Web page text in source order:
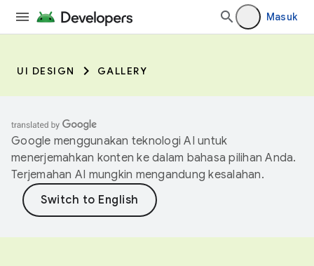
Masuk
UI DESIGN GALLERY
Google menggunakan teknologi AI untuk
menerjemahkan konten ke dalam bahasa pilihan Anda.
Terjemahan AI mungkin mengandung kesalahan.